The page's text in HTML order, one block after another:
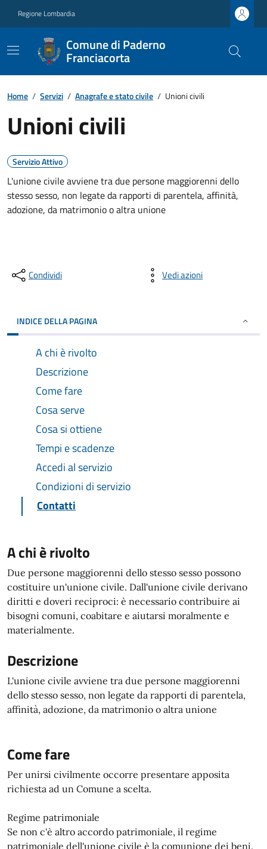
Regione Lombardia
Comune di Paderno
Franciacorta
Home / Servizi / Anagrafe e stato civile / Unioni civili
Unioni civili
Servizio Attivo
L'unione civile avviene tra due persone maggiorenni dello
stesso sesso, non legate da rapporti di parentela, affinità,
adozione, da matrimonio o altra unione
Condividi Vedi azioni
INDICE DELLA PAGINA
A chi è rivolto
Descrizione
Come fare
Cosa serve
Cosa si ottiene
Tempi e scadenze
Accedi al servizio
Condizioni di servizio
Contatti
A chi è rivolto
Due persone maggiorenni dello stesso sesso possono
costituire un'unione civile. Dall'unione civile derivano
diritti e doveri reciproci: è necessario contribuire ai
bisogni comuni, coabitare e aiutarsi moralmente e
materialmente.
Descrizione
L'unione civile avviene tra due persone maggiorenni
dello stesso sesso, non legate da rapporti di parentela,
affinità, adozione, da matrimonio o altra unione
Come fare
Per unirsi civilmente occorre presentare apposita
richiesta ad un Comune a scelta.
Regime patrimoniale
Se non c'è altro accordo patrimoniale, il regime
patrimoniale dell'unione civile è la comunione dei beni.